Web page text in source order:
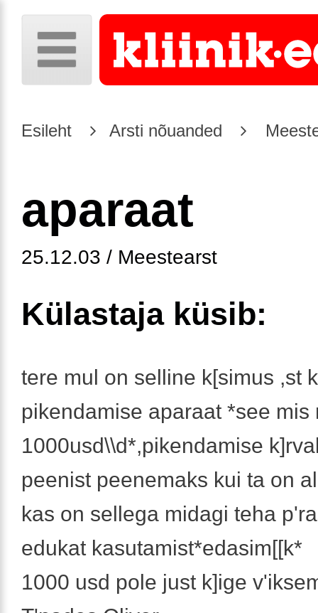
Esileht Arsti nõuanded
aparaat
25.12.03 / Meestearst
Külastaja küsib:
tere mul on selline k[simus ,st
pikendamise aparaat *see mis
1000usd\\d*,pikendamise
peenist peenemaks kui ta on
kas on sellega midagi teha
edukat kasutamist*edasim[[k*
1000 usd pole just k]ige